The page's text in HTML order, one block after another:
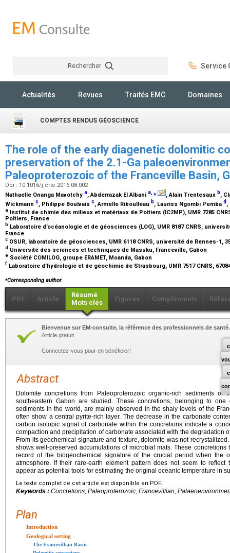
Rechercher Service
Actualités Revues Traités EMC Domaines
COMPTES RENDUS GÉOSCIENCE
The role of the early diagenetic dolomitic
preservation of the 2.1-Ga
Paleoproterozoic of the Franceville Basin,
Doi : 10.1016/j.crte.2016.08.002
Nathaelle Onanga Mavotchy a, Abderrazak El Albani a,⁎ , Alain Trentesaux b,
Wickmann c, Philippe Boulvais c, Armelle Riboulleau b, Lauriss Ngombi Pemba d ,
a Institut de chimie des milieux et matériaux de Poitiers (IC2MP), UMR 7285
Poitiers, France
b Laboratoire d’océanologie et de géosciences (LOG), UMR 8187 CNRS,
France
c OSUR, laboratoire de géosciences, UMR 6118 CNRS, université de Rennes-1,
d Université des sciences et techniques de Masuku, Franceville, Gabon
e Société COMILOG, groupe ERAMET, Moanda, Gabon
f Laboratoire d’hydrologie et de géochimie de Strasbourg, UMR 7517 CNRS,
⁎Corresponding author.
PDF Article
Résumé
Mots clés
Figures Compléments
Bienvenue sur EM-consulte, la référence des professionnels de santé.
Article gratuit.
Connectez-vous pour en bénéficier!
Abstract
Dolomite concretions from Paleoproterozoic organic-rich sediments of
southeastern Gabon are studied. These concretions, belonging to
sediments in the world, are mainly observed in the shaly levels of the
often show a central pyrite-rich layer. The decrease in the carbonate
carbon isotopic signal of carbonate within the concretions indicate a
compaction and precipitation of carbonate associated with the degradation
From its geochemical signature and texture, dolomite was not
shows well-preserved accumulations of microbial mats. These
record of the biogeochemical signature of the crucial period when the
atmosphere. If their rare-earth element pattern does not seem to reflect
appear as potential tools for estimating the original oceanic temperature in
Le texte complet de cet article est disponible en PDF.
Keywords : Concretions, Paleoproterozoic, Francevillian,
Plan
Introduction
Geological setting
The Francevillian Basin